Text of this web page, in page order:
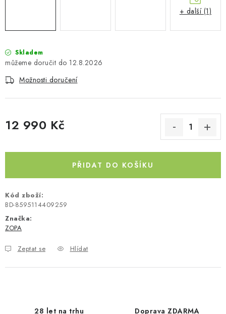
AUTOSTANY
DÁRKOVÉ POUKAZY
Napište nám
Reklamace
Obchodní podmínky
Skladem
12.8.2026
Možnosti doručení
12 990 Kč
PŘIDAT DO KOŠÍKU
Kód zboží:
BD-8595114409259
Značka:
ZOPA
Zeptat se Hlídat
+ další (1)
28 let na trhu Doprava ZDARMA